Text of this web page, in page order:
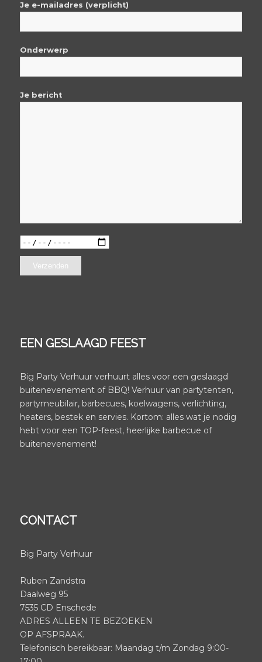
Je e-mailadres (verplicht)
Onderwerp
Je bericht
EEN GESLAAGD FEEST
Big Party Verhuur verhuurt alles voor een geslaagd
buitenevenement of BBQ! Verhuur van partytenten,
partymeubilair, barbecues, koelwagens, verlichting,
heaters, bestek en servies. Kortom: alles wat je nodig
hebt voor een TOP-feest, heerlijke barbecue of
buitenevenement!
CONTACT
Big Party Verhuur
Ruben Zandstra
Daalweg 95
7535 CD Enschede
ADRES ALLEEN TE BEZOEKEN
OP AFSPRAAK.
Telefonisch bereikbaar: Maandag t/m Zondag 9:00-